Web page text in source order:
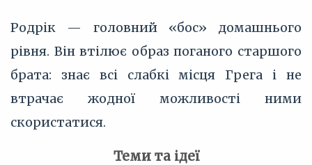
Родрік — головний «бос» домашнього
рівня. Він втілює образ поганого старшого
брата: знає всі слабкі місця Грега і не
втрачає жодної можливості ними
скористатися.
Теми та ідеї